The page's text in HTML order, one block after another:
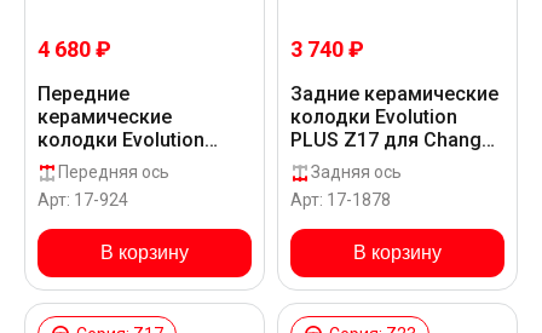
4 680 ₽
Передние
керамические
колодки Evolution
PLUS Z17 для Changan
CS35 PLUS SC7164
Передняя ось
Арт: 17-924
В корзину
3 740 ₽
Задние керамические
колодки Evolution
PLUS Z17 для Changan
CS35 PLUS SC7164
Задняя ось
Арт: 17-1878
В корзину